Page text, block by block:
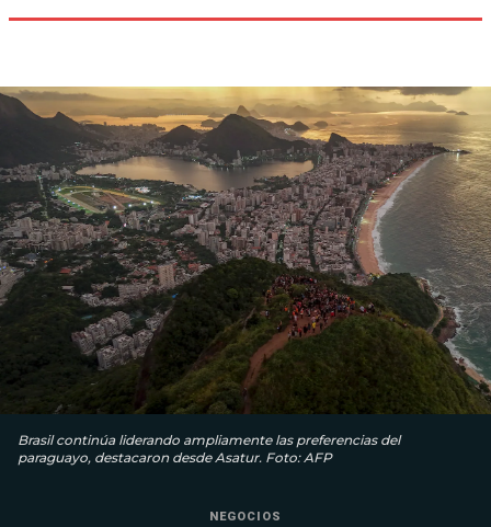
Brasil continúa liderando ampliamente las preferencias del
paraguayo, destacaron desde Asatur. Foto: AFP
NEGOCIOS